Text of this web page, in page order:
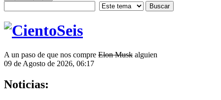
A un paso de que nos compre Elon Musk alguien
09 de Agosto de 2026, 06:17
Noticias: